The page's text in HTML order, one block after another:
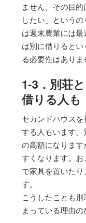
ません。その目
したい」という
は週末農業には
は別に借りると
る必要性はありま
1-3．別荘
借りる人も
セカンドハウス
する人もいます
の高額になりま
すくなります。
で家具を置いた
す。
こうしたことも
まっている理由の